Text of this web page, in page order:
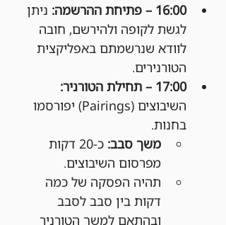
16:00 – פתיחת ההרשמה:
ניתן
לגשת לקופה ולהירשם, חובה
לוודא שנרשמתם באפליקצית
הטורנירים.
17:00 – תחילת הטורניר:
השיבוצים (Pairings) יפורסמו
בחנות.
משך סבב:
כ-20 דקות
מפרסום השיבוצים.
תהיה הפסקה של כמה
דקות בין סבב לסבב
ובהתאם למשך הטורניר